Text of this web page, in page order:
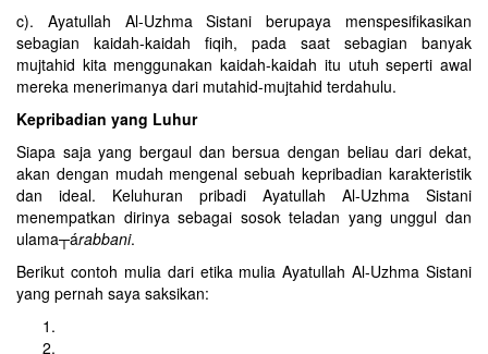
c). Ayatullah Al-Uzhma Sistani berupaya menspesifikasikan
sebagian kaidah-kaidah fiqih, pada saat sebagian banyak
mujtahid kita menggunakan kaidah-kaidah itu utuh seperti awal
mereka menerimanya dari mutahid-mujtahid terdahulu.
Kepribadian yang Luhur
Siapa saja yang bergaul dan bersua dengan beliau dari dekat,
akan dengan mudah mengenal sebuah kepribadian karakteristik
dan ideal. Keluhuran pribadi Ayatullah Al-Uzhma Sistani
menempatkan dirinya sebagai sosok teladan yang unggul dan
ulama┬árabbani.
Berikut contoh mulia dari etika mulia Ayatullah Al-Uzhma Sistani
yang pernah saya saksikan: